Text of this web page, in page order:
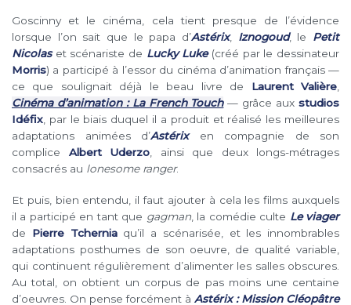
Goscinny et le cinéma, cela tient presque de l’évidence
lorsque l’on sait que le papa d’Astérix, Iznogoud, le Petit
Nicolaset scénariste de Lucky Luke(créé par le dessinateur
Morris) a participé à l’essor du cinéma d’animation français —
ce que soulignait déjà le beau livre de Laurent Valière
Cinéma d’animation : La French Touch— grâce auxstudios
Idéfix , par le biais duquel il a produit et réalisé les meilleures
adaptations animées d’Astérixen compagnie de son
complice Albert Uderzo , ainsi que deux longs-métrages
consacrés au lonesome ranger.
Et puis, bien entendu, il faut ajouter à cela les films auxquels
il a participé en tant que gagman, la comédie culte Le viager
de Pierre Tcherniaqu’il a scénarisée, et les innombrables
adaptations posthumes de son oeuvre, de qualité variable,
qui continuent régulièrement d’alimenter les salles obscures.
Au total, on obtient un corpus de pas moins une centaine
d’oeuvres. On pense forcément à Astérix : Mission Cléopâtre